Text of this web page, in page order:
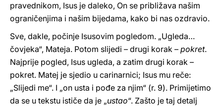
pravednikom, Isus je daleko, On se približava našim
ograničenjima i našim bijedama, kako bi nas ozdravio.
Sve, dakle, počinje Isusovim pogledom. „Ugleda…
čovjeka“, Mateja. Potom slijedi – drugi korak – pokret.
Najprije pogled, Isus ugleda, a zatim drugi korak –
pokret. Matej je sjedio u carinarnici; Isus mu reče:
„Slijedi me“. I „on usta i pođe za njim“ (r. 9). Primijetimo
da se u tekstu ističe da je „ustao“. Zašto je taj detalj